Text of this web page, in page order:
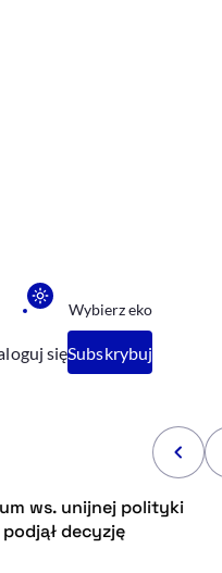
Wybierz eko
sięSubskrybuj
polityki